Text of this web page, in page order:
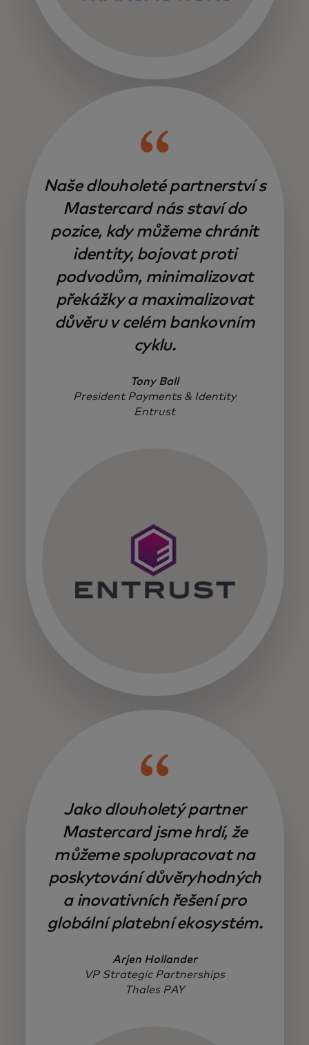
Naše dlouholeté partnerství s
Mastercard nás staví do
pozice, kdy můžeme chránit
identity, bojovat proti
podvodům, minimalizovat
překážky a maximalizovat
důvěru v celém bankovním
cyklu.
Tony Ball
President Payments & Identity
Entrust
Jako dlouholetý partner
Mastercard jsme hrdí, že
můžeme spolupracovat na
poskytování důvěryhodných
a inovativních řešení pro
globální platební ekosystém.
Arjen Hollander
VP Strategic Partnerships
Thales PAY